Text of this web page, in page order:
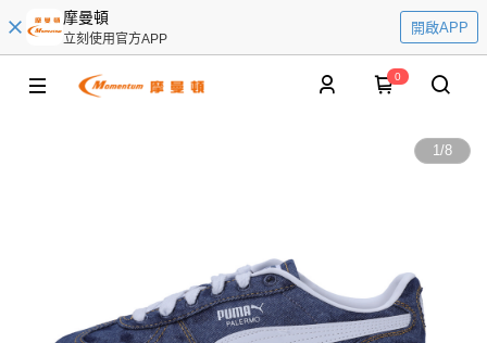
摩曼頓
立刻使用官方APP
開啟APP
0
1/8